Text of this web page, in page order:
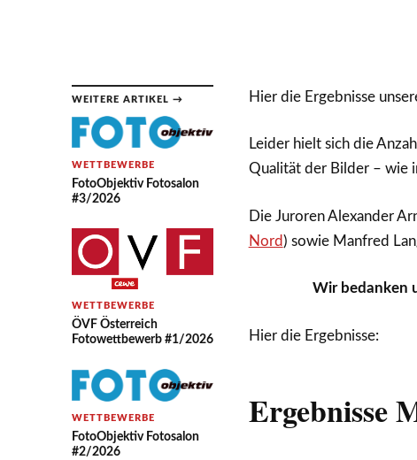
WEITERE ARTIKEL →
WETTBEWERBE
FotoObjektiv Fotosalon
#3/2026
WETTBEWERBE
ÖVF Österreich
Fotowettbewerb #1/2026
WETTBEWERBE
FotoObjektiv Fotosalon
#2/2026
Hier die Ergebnisse
Leider hielt sich die
Qualität der Bilder – wie
Die Juroren Alexander
Nord ) sowie Manfred
Wir bedanken
Hier die Ergebnisse:
Ergebnisse